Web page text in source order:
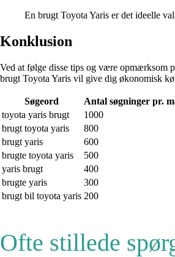
En brugt Toyota Yaris er det ideelle
Konklusion
Ved at følge disse tips og være opmærksom
brugt Toyota Yaris vil give dig økonomisk
Søgeord
Antal søgninger pr.
toyota yaris brugt
1000
brugt toyota yaris
800
brugt yaris
600
brugte toyota yaris
500
yaris brugt
400
brugte yaris
300
brugt bil toyota yaris 200
Ofte stillede